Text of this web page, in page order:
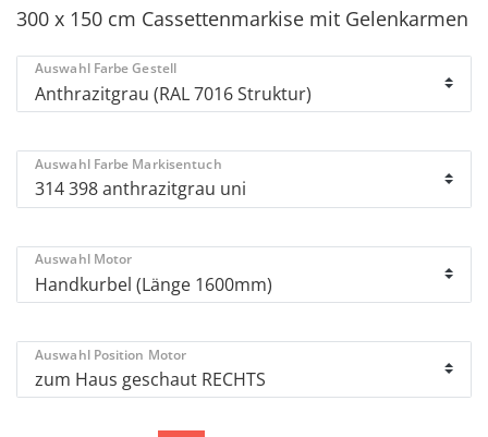
300 x 150 cm Cassettenmarkise mit Gelenkarmen
Auswahl Farbe Gestell
Auswahl Farbe Markisentuch
Auswahl Motor
Auswahl Position Motor